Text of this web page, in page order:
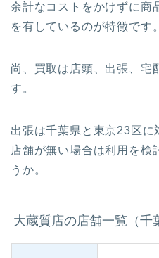
余計なコストをかけずに商
を有しているのが特徴です。
尚、買取は店頭、出張、宅
す。
出張は千葉県と東京23区に
店舗が無い場合は利用を検
うか。
大蔵質店の店舗一覧（千